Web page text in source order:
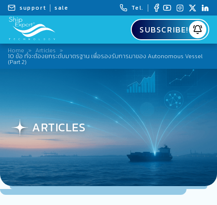
support sale Tel.
SUBSCRIBE!
Home » Articles »
10 ข้อ ที่จะต้องยกระดับมาตรฐาน เพื่อรองรับการมาของ Autonomous Vessel
(Part 2)
ARTICLES